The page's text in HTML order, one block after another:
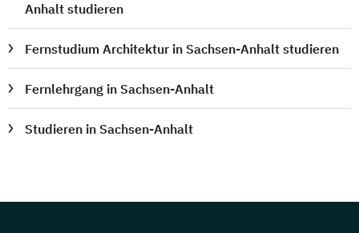
Anhalt studieren
Fernstudium Architektur in Sachsen-Anhalt studieren
Fernlehrgang in Sachsen-Anhalt
Studieren in Sachsen-Anhalt